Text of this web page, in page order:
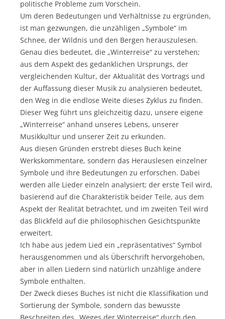
politische Probleme zum Vorschein.
Um deren Bedeutungen und Verhältnisse zu ergründen,
ist man gezwungen, die unzähligen „Symbole“ im
Schnee, der Wildnis und den Bergen herauszulesen.
Genau dies bedeutet, die „Winterreise“ zu verstehen;
aus dem Aspekt des gedanklichen Ursprungs, der
vergleichenden Kultur, der Aktualität des Vortrags und
der Auffassung dieser Musik zu analysieren bedeutet,
den Weg in die endlose Weite dieses Zyklus zu finden.
Dieser Weg führt uns gleichzeitig dazu, unsere eigene
„Winterreise“ anhand unseres Lebens, unserer
Musikkultur und unserer Zeit zu erkunden.
Aus diesen Gründen erstrebt dieses Buch keine
Werkskommentare, sondern das Herauslesen einzelner
Symbole und ihre Bedeutungen zu erforschen. Dabei
werden alle Lieder einzeln analysiert; der erste Teil wird,
basierend auf die Charakteristik beider Teile, aus dem
Aspekt der Realität betrachtet, und im zweiten Teil wird
das Blickfeld auf die philosophischen Gesichtspunkte
erweitert.
Ich habe aus jedem Lied ein „repräsentatives“ Symbol
herausgenommen und als Überschrift hervorgehoben,
aber in allen Liedern sind natürlich unzählige andere
Symbole enthalten.
Der Zweck dieses Buches ist nicht die Klassifikation und
Sortierung der Symbole, sondern das bewusste